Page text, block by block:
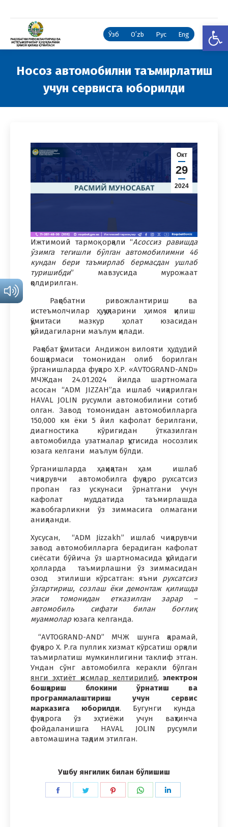
Ўзб Oʻzb Рус Eng
Носоз автомобилни таъмирлатиш
учун сервисга юборилди
Окт
29
2024
Ижтимоий тармоқ орқали “Асоссиз равишда
ўзимга тегишли бўлган автомобилимни 46
кундан бери таъмирлаб бермасдан ушлаб
туришибди” мавзусида мурожаат
қолдирилган.
Рақобатни ривожлантириш ва
истеъмолчилар ҳуқуқларини ҳимоя қилиш
қўмитаси мазкур ҳолат юзасидан
қуйидагиларни маълум қилади.
Рақобат қўмитаси Андижон вилояти ҳудудий
бошқармаси томонидан олиб борилган
ўрганишларда фуқаро Х.Р. «AVTOGRAND-AND»
МЧЖдан 24.01.2024 йилда шартномага
асосан “ADM JIZZAH”да ишлаб чиқарилган
HAVAL JOLIN русумли автомобилини сотиб
олган. Завод томонидан автомобилларга
150,000 км ёки 5 йил кафолат берилгани,
диагностика кўригидан ўтказилган
автомобилда узатмалар қутисида носозлик
юзага келгани маълум бўлди.
Ўрганишларда ҳақиқатан ҳам ишлаб
чиқарувчи автомобилга фуқаро рухсатсиз
пропан газ ускунаси ўрнатгани учун
кафолат муддатида таъмирлашда
жавобгарликни ўз зиммасига олмагани
аниқланди.
Хусусан, “ADM Jizzakh” ишлаб чиқарувчи
завод автомобилларга берадиган кафолат
сиёсати бўйича ўз шартномасида қуйидаги
ҳолларда таъмирлашни ўз зиммасидан
озод этилиши кўрсатган: яъни рухсатсиз
ўзгартириш, созлаш ёки демонтаж қилишда
эгаси томонидан етказилган зарар –
автомобиль сифати билан боғлиқ
муаммоларюзага келганда.
“AVTOGRAND-AND” МЧЖ шунга қарамай,
фуқаро X. Р.га пуллик хизмат кўрсатиш орқали
таъмирлатиш мумкинлигини таклиф этган.
Ундан сўнг автомобилга керакли бўлган
янги эҳтиёт қисмлар келтирилиб, электрон
бошқариш блокини ўрнатиш ва
программалаштириш учун сервис
марказига юборилди. Бугунги кунда
фуқарога ўз эҳтиёжи учун вақтинча
фойдаланишга HAVAL JOLIN русумли
автомашина тақдим этилган.
Ушбу янгилик билан бўлишиш
Share
Share
Share
Share